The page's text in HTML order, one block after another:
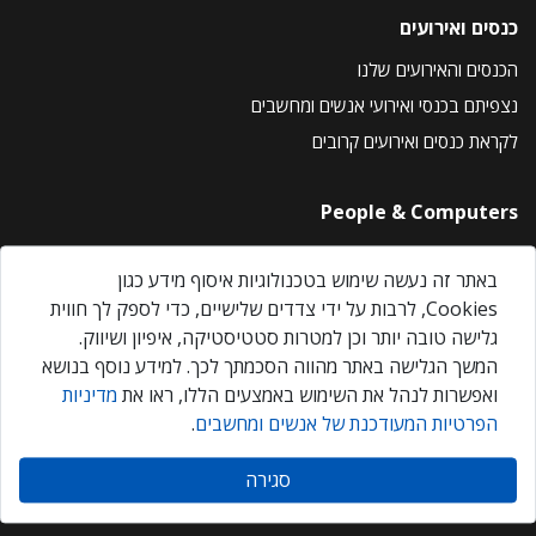
כנסים ואירועים
הכנסים והאירועים שלנו
נצפיתם בכנסי ואירועי אנשים ומחשבים
לקראת כנסים ואירועים קרובים
People & Computers
About Us
Privacy Policy
Contact Us
Our Events
אנשים ומחשבים © 2026 – כל הזכויות שמורות
באתר זה נעשה שימוש בטכנולוגיות איסוף מידע כגון
Cookies, לרבות על ידי צדדים שלישיים, כדי לספק לך חווית
גלישה טובה יותר וכן למטרות סטטיסטיקה, איפיון ושיווק.
המשך הגלישה באתר מהווה הסכמתך לכך. למידע נוסף בנושא
ואפשרות לנהל את השימוש באמצעים הללו, ראו את מדיניות
הפרטיות המעודכנת של אנשים ומחשבים.
סגירה